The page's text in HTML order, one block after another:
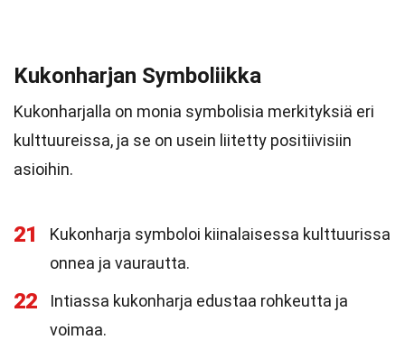
Kukonharjan Symboliikka
Kukonharjalla on monia symbolisia merkityksiä eri
kulttuureissa, ja se on usein liitetty positiivisiin
asioihin.
21
Kukonharja symboloi kiinalaisessa kulttuurissa
onnea ja vaurautta.
22
Intiassa kukonharja edustaa rohkeutta ja
voimaa.